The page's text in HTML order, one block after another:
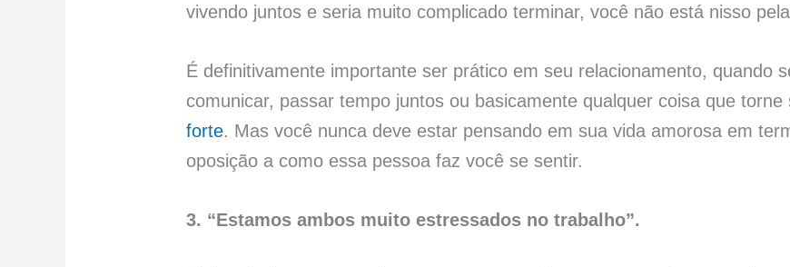
vivendo juntos e seria muito complicado terminar, você não está nisso
É definitivamente importante ser prático em seu relacionamento, quando
comunicar, passar tempo juntos ou basicamente qualquer coisa que torne
forte. Mas você nunca deve estar pensando em sua vida amorosa em
oposição a como essa pessoa faz você se sentir.
3. “Estamos ambos muito estressados ​​no trabalho”.